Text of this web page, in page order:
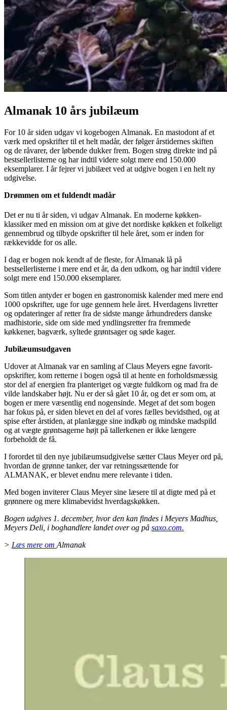
Almanak 10 års jubilæum
For 10 år siden udgav vi kogebogen Almanak. En mastodont af et
værk med opskrifter til et helt madår, der følger årstidernes skiften
og de råvarer, der løbende dukker frem. Bogen strøg direkte ind på
bestsellerlisterne og har indtil videre solgt mere end 150.000
eksemplarer. I år fejrer vi jubilæet ved at udgive bogen i en helt ny
udgivelse.
Drømmen om et fuldendt madår
Det er nu ti år siden, vi udgav Almanak. En moderne køkken-
klassiker med en mission om at give det nordiske køkken et folkeligt
gennembrud og tilbyde opskrifter til hele året, som er inden for
rækkevidde for os alle.
I dag er bogen nok kendt af de fleste, for Almanak lå på
bestsellerlisterne i mere end et år, da den udkom, og har indtil videre
solgt mere end 150.000 eksemplarer.
Som titlen antyder er bogen en gastronomisk kalender med mere end
1000 opskrifter, uge for uge gennem hele året. Hverdagens livretter
og opdateringer af retter fra de sidste mange århundreders danske
madhistorie, side om side med yndlingsretter fra fremmede
køkkener, bagværk, syltede grøntsager og søde kager.
Jubilæumsudgaven
Udover at Almanak var en samling af Claus Meyers egne favorit-
opskrifter, kom retterne i bogen også til at hente en forholdsmæssig
stor del af energien fra planteriget og vægte fuldkorn og mad fra de
vilde landskaber højt. Nu er der så gået 10 år, og det er som om, at
bogen er mere væsentlig end nogensinde. Meget af det som bogen
har fokus på, er siden blevet en del af vores fælles bevidsthed, og at
spise efter årstiden, at planlægge sine indkøb og mindske madspild
og at vægte grøntsagerne højt på tallerkenen er ikke længere
forbeholdt de få.
I forordet til den nye jubilæumsudgivelse sætter Claus Meyer ord på,
hvordan de grønne tanker, der var retningssættende for
ALMANAK, er blevet endnu mere relevante i tiden.
Med bogen inviterer Claus Meyer sine læsere til at digte med på et
grønnere og mere klimabevidst hverdagskøkken.
Bogen udgives 1. december, hvor den kan findes i Meyers Madhus,
Meyers Deli, i boghandlere landet over og på saxo.com.
> Læs mere om Almanak